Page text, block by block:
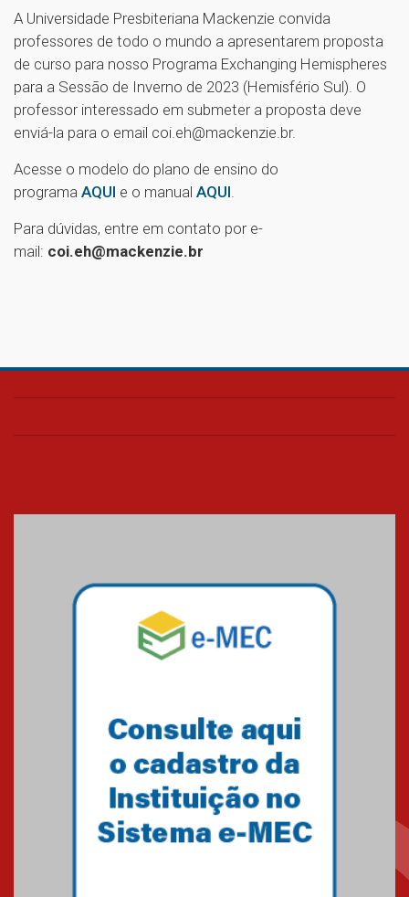
A Universidade Presbiteriana Mackenzie convida
professores de todo o mundo a apresentarem proposta
de curso para nosso Programa Exchanging Hemispheres
para a Sessão de Inverno de 2023 (Hemisfério Sul). O
professor interessado em submeter a proposta deve
enviá-la para o email coi.eh@mackenzie.br.
Acesse o modelo do plano de ensino do
programa AQUI e o manual AQUI.
Para dúvidas, entre em contato por e-
mail: coi.eh@mackenzie.br